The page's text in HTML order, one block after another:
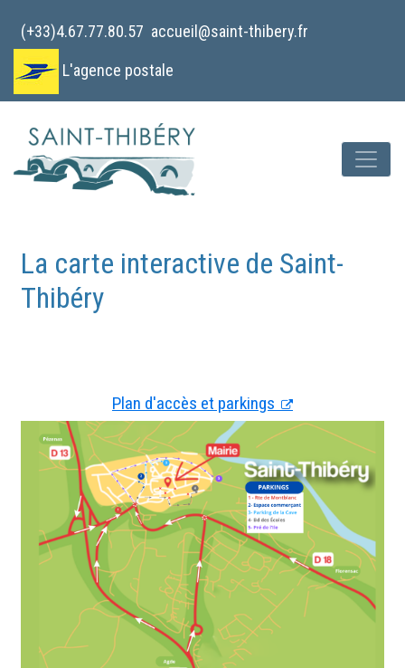
(+33)4.67.77.80.57 accueil@saint-thibery.fr
L'agence postale
La carte interactive de Saint-
Thibéry
Plan d'accès et parkings